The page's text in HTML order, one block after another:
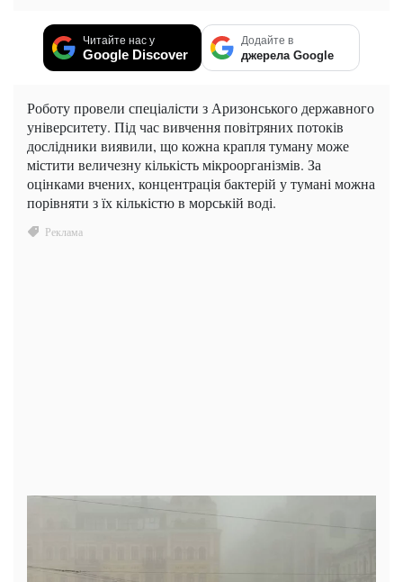
Читайте нас у
Google Discover
Додайте в
джерела Google
Роботу провели спеціалісти з Аризонського державного
університету. Під час вивчення повітряних потоків
дослідники виявили, що кожна крапля туману може
містити величезну кількість мікроорганізмів. За
оцінками вчених, концентрація бактерій у тумані можна
порівняти з їх кількістю в морській воді.